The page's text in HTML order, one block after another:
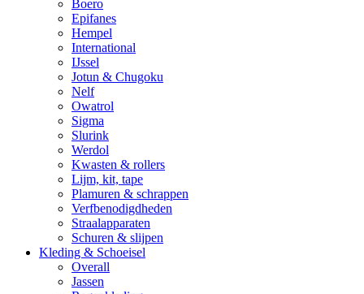
Boero
Epifanes
Hempel
International
IJssel
Jotun & Chugoku
Nelf
Owatrol
Sigma
Slurink
Werdol
Kwasten & rollers
Lijm, kit, tape
Plamuren & schrappen
Verfbenodigdheden
Straalapparaten
Schuren & slijpen
Kleding & Schoeisel
Overall
Jassen